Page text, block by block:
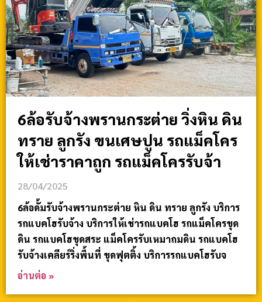
6ล้อรับจ้างพรานกระต่าย วิ่งหิน ดิน
ทราย ลูกรัง ขนเศษปูน รถแม็คโคร
ให้เช่าราคาถูก รถแม็คโครรับจ้า
28/04/2025
6ล้อดั้มรับจ้างพรานกระต่าย หิน ดิน ทราย ลูกรัง บริการ
รถแบคโฮรับจ้าง บริการให้เช่ารถแบคโฮ รถแม็คโครขุด
ดิน รถแบคโฮขุดสระ แม็คโครรับเหมาถมดิน รถแบคโฮ
รับจ้างเคลียร์ริ่งพื้นที่ ขุดฟุตติ้ง บริการรถแบคโฮรับจ
อ่านต่อ »